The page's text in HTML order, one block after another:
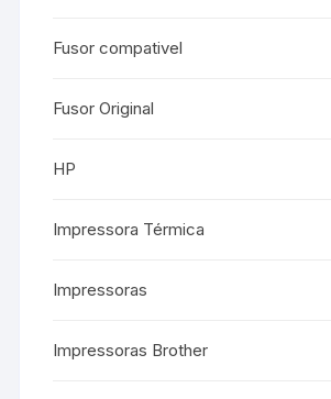
Fusor compativel
Fusor Original
HP
Impressora Térmica
Impressoras
Impressoras Brother